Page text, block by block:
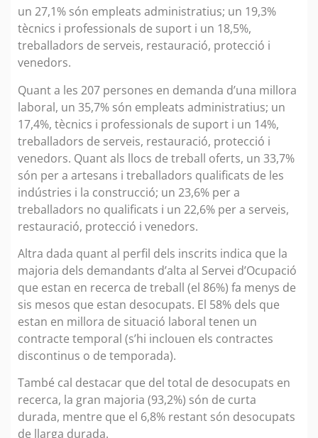
un 27,1% són empleats administratius; un 19,3%
tècnics i professionals de suport i un 18,5%,
treballadors de serveis, restauració, protecció i
venedors.
Quant a les 207 persones en demanda d’una millora
laboral, un 35,7% són empleats administratius; un
17,4%, tècnics i professionals de suport i un 14%,
treballadors de serveis, restauració, protecció i
venedors. Quant als llocs de treball oferts, un 33,7%
són per a artesans i treballadors qualificats de les
indústries i la construcció; un 23,6% per a
treballadors no qualificats i un 22,6% per a serveis,
restauració, protecció i venedors.
Altra dada quant al perfil dels inscrits indica que la
majoria dels demandants d’alta al Servei d’Ocupació
que estan en recerca de treball (el 86%) fa menys de
sis mesos que estan desocupats. El 58% dels que
estan en millora de situació laboral tenen un
contracte temporal (s’hi inclouen els contractes
discontinus o de temporada).
També cal destacar que del total de desocupats en
recerca, la gran majoria (93,2%) són de curta
durada, mentre que el 6,8% restant són desocupats
de llarga durada.